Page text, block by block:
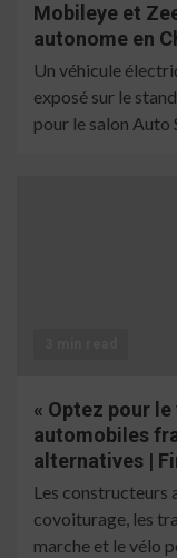
Mobileye et
autonome en
Un véhicule
exposé sur le
pour le salon Auto
« Optez pour
automobiles
alternatives |
Les constructeurs
covoiturage, les
marche et le vélo